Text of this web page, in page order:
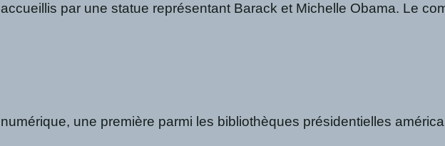
par une statue représentant Barack et Michelle Obama. Le
une première parmi les bibliothèques présidentielles